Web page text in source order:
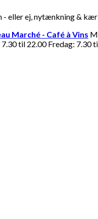
- eller ej, nytænkning &
Marché - Café à Vins
til 22.00 Fredag: 7.30